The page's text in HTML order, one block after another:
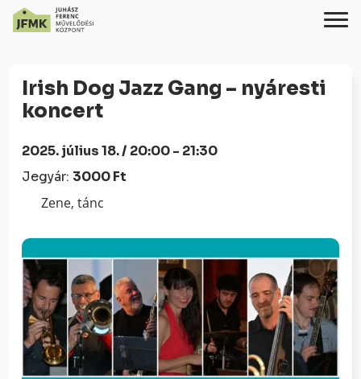
Content
navigációhoz
Irish Dog Jazz Gang – nyáresti
koncert
2025. július 18. / 20:00 - 21:30
Jegyár: 3000 Ft
Zene, tánc